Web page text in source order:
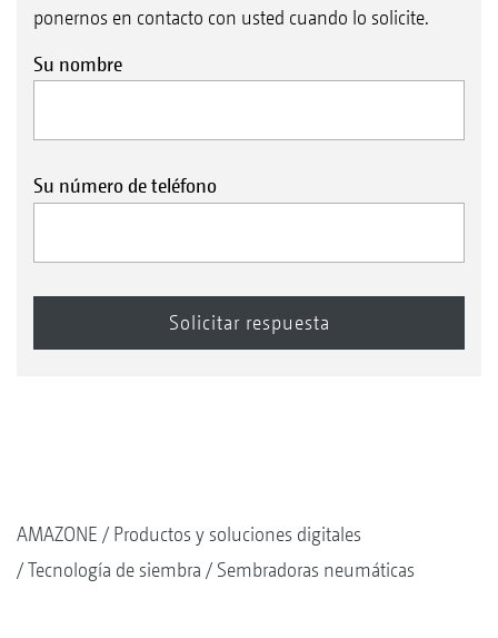
ponernos en contacto con usted cuando lo solicite.
Su nombre
Su número de teléfono
AMAZONE
Productos y soluciones digitales
Tecnología de siembra
Sembradoras neumáticas